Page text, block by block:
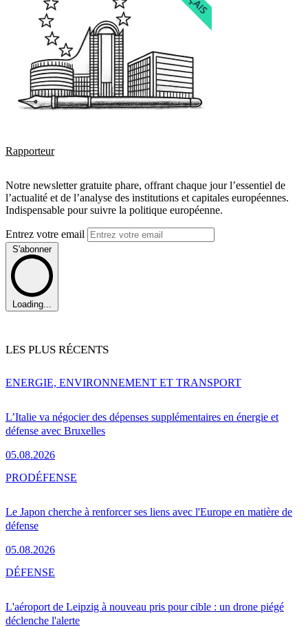
Rapporteur
Notre newsletter gratuite phare, offrant chaque jour l’essentiel de
l’actualité et de l’analyse des institutions et capitales européennes.
Indispensable pour suivre la politique européenne.
Entrez votre email
S'abonner
Loading...
LES PLUS RÉCENTS
L’Italie va négocier des dépenses supplémentaires en énergie et
défense avec Bruxelles
05.08.2026
ENERGIE, ENVIRONNEMENT ET TRANSPORT
Le Japon cherche à renforcer ses liens avec l'Europe en matière de
défense
05.08.2026
PRODÉFENSE
L'aéroport de Leipzig à nouveau pris pour cible : un drone piégé
déclenche l'alerte
DÉFENSE